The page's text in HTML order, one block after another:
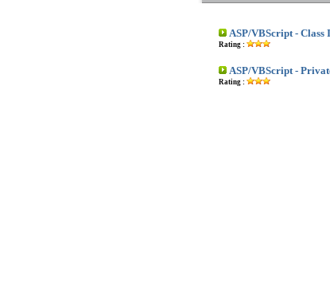
ASP/VBScript - Class
Rating :
ASP/VBScript -
Rating :